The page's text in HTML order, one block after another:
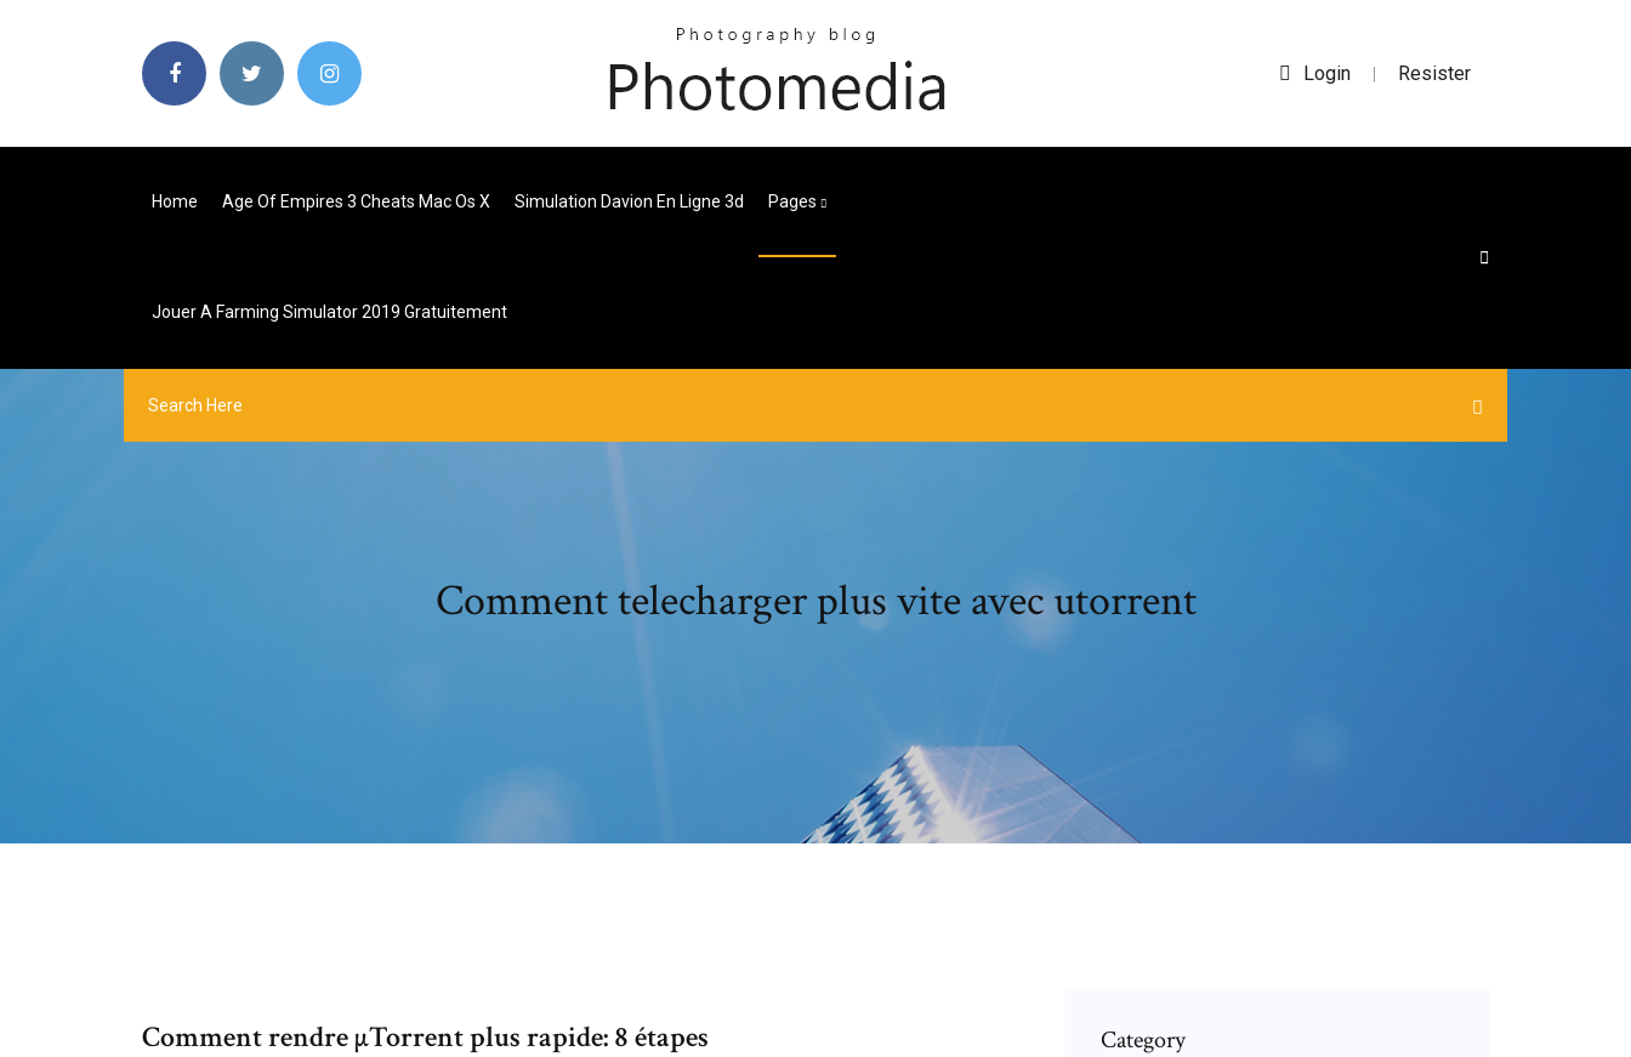
Login | Resister
Home Age Of Empires 3 Cheats Mac Os X Simulation Davion En Ligne 3d Pages
Jouer A Farming Simulator 2019 Gratuitement
Comment telecharger plus vite avec utorrent
Comment rendre µTorrent plus rapide: 8 étapes Category